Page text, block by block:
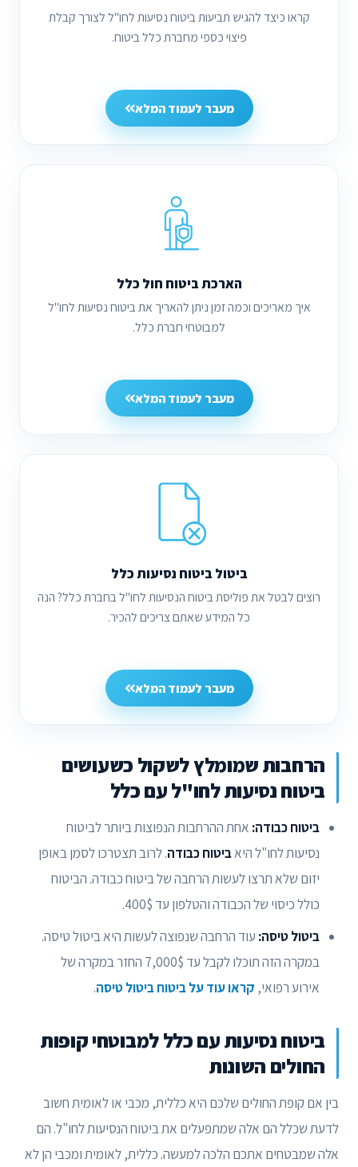
קראו כיצד להגיש תביעות ביטוח נסיעות לחו"ל לצורך קבלת
פיצוי כספי מחברת כלל ביטוח.
מעבר לעמוד המלא
הארכת ביטוח חול כלל
איך מאריכים וכמה זמן ניתן להאריך את ביטוח נסיעות לחו"ל
למבוטחי חברת כלל.
מעבר לעמוד המלא
ביטול ביטוח נסיעות כלל
רוצים לבטל את פוליסת ביטוח הנסיעות לחו"ל בחברת כלל? הנה
כל המידע שאתם צריכים להכיר.
מעבר לעמוד המלא
הרחבות שמומלץ לשקול כשעושים
ביטוח נסיעות לחו"ל עם כלל
ביטוח כבודה: אחת ההרחבות הנפוצות ביותר לביטוח
נסיעות לחו"ל היאביטוח כבודה. לרוב תצטרכו לסמן באופן
יזום שלא תרצו לעשות הרחבה של ביטוח כבודה. הביטוח
כולל כיסוי של הכבודה והטלפון עד 400$.
ביטול טיסה: עוד הרחבה שנפוצה לעשות היא ביטול טיסה.
במקרה הזה תוכלו לקבל עד 7,000$ החזר במקרה של
אירוע רפואי, קראו עוד על ביטוח ביטול טיסה.
ביטוח נסיעות עם כלל למבוטחי קופות
החולים השונות
בין אם קופת החולים שלכם היא כללית, מכבי או לאומית חשוב
לדעת שכלל הם אלה שמתפעלים את ביטוח הנסיעות לחו"ל. הם
אלה שמבטחים אתכם הלכה למעשה. כללית, לאומית ומכבי הן לא